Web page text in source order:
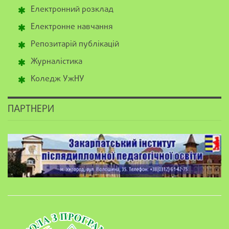
Електронний розклад
Електронне навчання
Репозитарій публікацій
Журналістика
Коледж УжНУ
ПАРТНЕРИ